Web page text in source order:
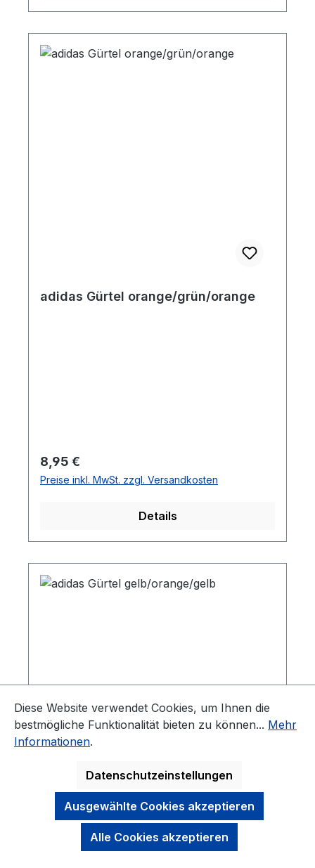
adidas Gürtel orange/grün/orange
Regulärer Preis:
8,95 €
Preise inkl. MwSt. zzgl. Versandkosten
Details
adidas Gürtel gelb/orange/gelb
Diese Website verwendet Cookies, um Ihnen die
bestmögliche Funktionalität bieten zu können... Mehr
Informationen.
Datenschutzeinstellungen
Ausgewählte Cookies akzeptieren
Alle Cookies akzeptieren